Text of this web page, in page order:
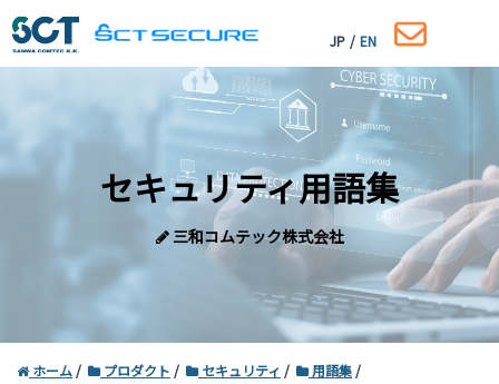
JP / EN
セキュリティ用語集
三和コムテック株式会社
ホーム プロダクト セキュリティ
用語集